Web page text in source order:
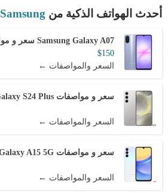
أحدث الهواتف الذكية من Samsung
Samsung Galaxy A07 سعر و مواصفات / عيوب و مميزات
$150
السعر والمواصفات ←
سعر و مواصفات Samsung Galaxy S24 Plus
السعر والمواصفات ←
سعر و مواصفات Samsung Galaxy A15 5G
السعر والمواصفات ←